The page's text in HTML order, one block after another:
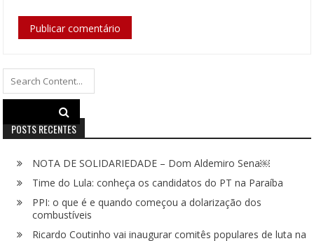
Search
for:
POSTS RECENTES
NOTA DE SOLIDARIEDADE – Dom Aldemiro Sena￼
Time do Lula: conheça os candidatos do PT na Paraíba
PPI: o que é e quando começou a dolarização dos
combustíveis
Ricardo Coutinho vai inaugurar comitês populares de luta na